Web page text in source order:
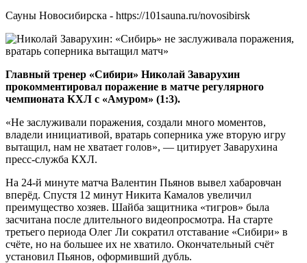
Сауны Новосибирска - https://101sauna.ru/novosibirsk
Главный тренер «Сибири» Николай Заварухин
прокомментировал поражение в матче регулярного
чемпионата КХЛ с «Амуром» (1:3).
«Не заслуживали поражения, создали много моментов,
владели инициативой, вратарь соперника уже вторую игру
вытащил, нам не хватает голов», — цитирует Заварухина
пресс-служба КХЛ.
На 24-й минуте матча Валентин Пьянов вывел хабаровчан
вперёд. Спустя 12 минут Никита Камалов увеличил
преимущество хозяев. Шайба защитника «тигров» была
засчитана после длительного видеопросмотра. На старте
третьего периода Олег Ли сократил отставание «Сибири» в
счёте, но на большее их не хватило. Окончательный счёт
установил Пьянов, оформивший дубль.